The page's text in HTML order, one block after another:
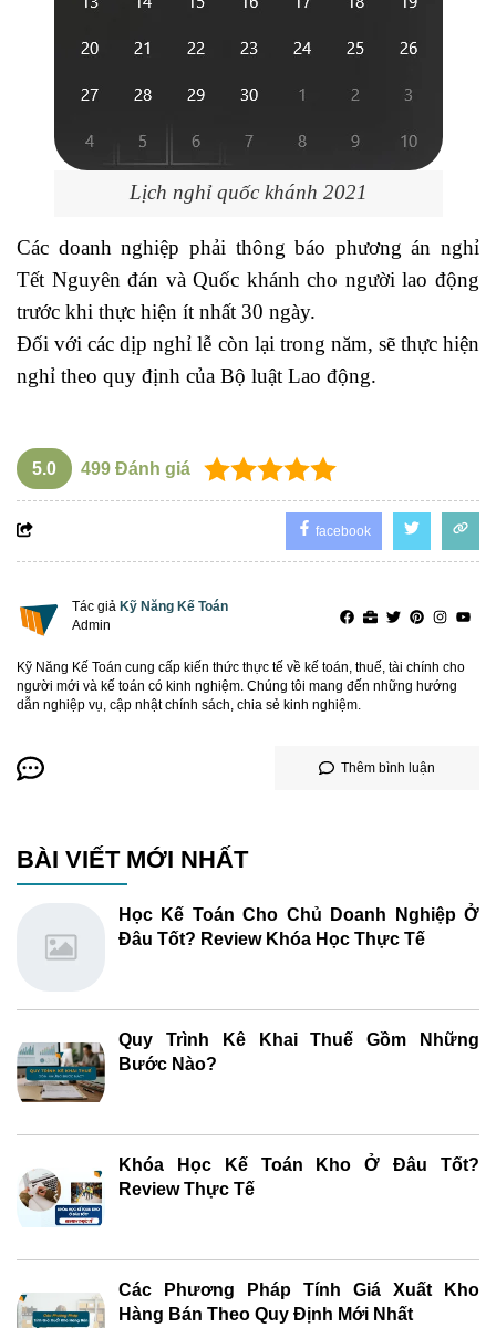
Lịch nghỉ quốc khánh 2021
Các doanh nghiệp phải thông báo phương án nghỉ
Tết Nguyên đán và Quốc khánh cho người lao động
trước khi thực hiện ít nhất 30 ngày.
Đối với các dịp nghỉ lễ còn lại trong năm, sẽ thực hiện
nghỉ theo quy định của Bộ luật Lao động.
5.0 499 Đánh giá
facebook
Tác giả Kỹ Năng Kế Toán
Admin
Kỹ Năng Kế Toán cung cấp kiến thức thực tế về kế toán, thuế, tài chính cho
người mới và kế toán có kinh nghiệm. Chúng tôi mang đến những hướng
dẫn nghiệp vụ, cập nhật chính sách, chia sẻ kinh nghiệm.
Thêm bình luận
BÀI VIẾT MỚI NHẤT
Học Kế Toán Cho Chủ Doanh Nghiệp Ở
Đâu Tốt? Review Khóa Học Thực Tế
Quy Trình Kê Khai Thuế Gồm Những
Bước Nào?
Khóa Học Kế Toán Kho Ở Đâu Tốt?
Review Thực Tế
Các Phương Pháp Tính Giá Xuất Kho
Hàng Bán Theo Quy Định Mới Nhất